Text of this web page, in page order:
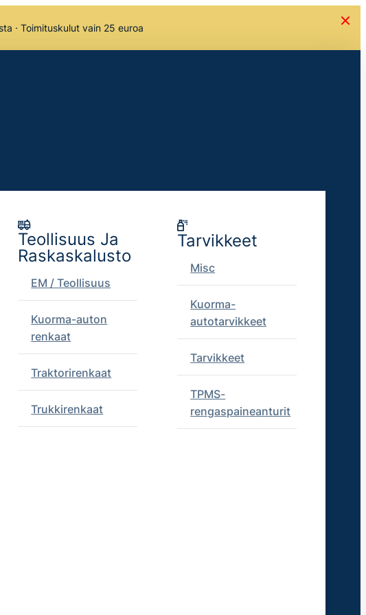
· Toimituskulut vain 25 euroa
Teollisuus Ja
Raskaskalusto
EM / Teollisuus
Kuorma-auton
renkaat
Traktorirenkaat
Trukkirenkaat
Tarvikkeet
Misc
Kuorma-
autotarvikkeet
Tarvikkeet
TPMS-
rengaspaineanturit